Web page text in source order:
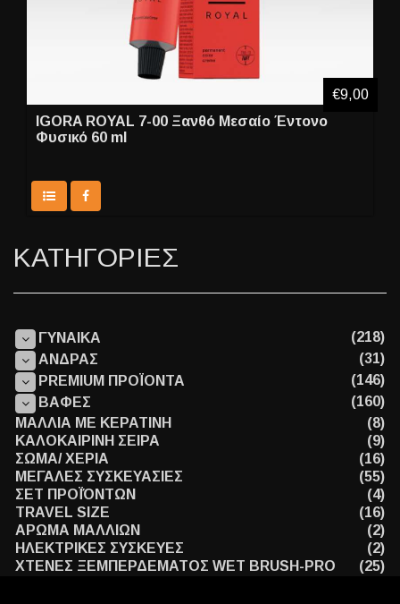
IGORA ROYAL 7-00 Ξανθό Μεσαίο Έντονο
Φυσικό 60 ml
€9,00
ΚΑΤΗΓΟΡΙΕΣ
ΓΥΝΑΙΚΑ
(218)
ΑΝΔΡΑΣ
(31)
PREMIUM ΠΡΟΪΟΝΤΑ
(146)
ΒΑΦΕΣ
(160)
ΜΑΛΛΙΑ ΜΕ ΚΕΡΑΤΙΝΗ
(8)
ΚΑΛΟΚΑΙΡΙΝΗ ΣΕΙΡΑ
(9)
ΣΩΜΑ/ ΧΕΡΙΑ
(16)
ΜΕΓΑΛΕΣ ΣΥΣΚΕΥΑΣΙΕΣ
(55)
ΣΕΤ ΠΡΟΪΌΝΤΩΝ
(4)
TRAVEL SIZE
(16)
ΑΡΩΜΑ ΜΑΛΛΙΩΝ
(2)
ΗΛΕΚΤΡΙΚΕΣ ΣΥΣΚΕΥΕΣ
(2)
ΧΤΕΝΕΣ ΞΕΜΠΕΡΔΕΜΑΤΟΣ WET BRUSH-PRO
(25)